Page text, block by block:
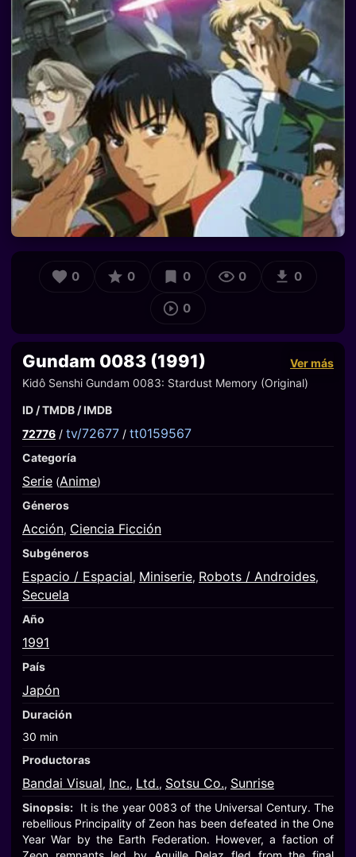
0 0 0 0 0
0
Gundam 0083 (1991)
Ver más
Kidô Senshi Gundam 0083: Stardust Memory (Original)
ID / TMDB / IMDB
72776 / tv/72677 / tt0159567
Categoría
Serie (Anime)
Géneros
Acción, Ciencia Ficción
Subgéneros
Espacio / Espacial, Miniserie, Robots / Androides,
Secuela
Año
1991
País
Japón
Duración
30 min
Productoras
Bandai Visual, Inc., Ltd., Sotsu Co., Sunrise
Sinopsis: It is the year 0083 of the Universal Century. The
rebellious Principality of Zeon has been defeated in the One
Year War by the Earth Federation. However, a faction of